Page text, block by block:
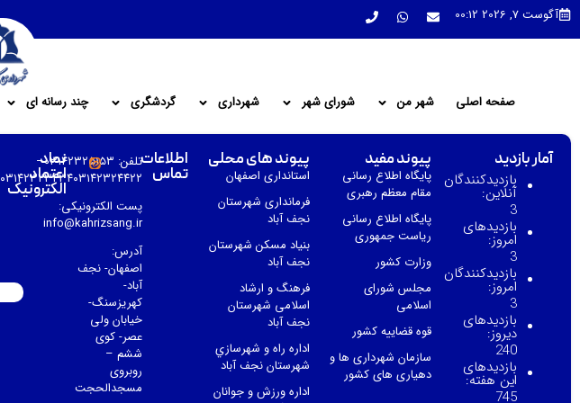
آگوست 7, 2026 00:12
صفحه اصلی شهر من شورای شهر شهرداری گردشگری چند رسانه ای
آمار بازدید
بازدیدکنندگان
آنلاین:
3
بازدیدهای
امروز:
3
بازدیدکنندگان
امروز:
3
بازدیدهای
دیروز:
240
بازدیدهای
این هفته:
745
پیوند مفید
پایگاه اطلاع رسانی
مقام معظم رهبری
پایگاه اطلاع رسانی
ریاست جمهوری
وزارت کشور
مجلس شورای
اسلامی
قوه قضاییه کشور
سازمان شهرداری ها و
دهیاری های کشور
پیوند های محلی
استانداری اصفهان
فرمانداری شهرستان
نجف آباد
بنیاد مسکن شهرستان
نجف آباد
فرهنگ و ارشاد
اسلامی شهرستان
نجف آباد
اداره راه و شهرسازي
شهرستان نجف آباد
اداره ورزش و جوانان
اطلاعات
تماس
تلفن: ۰۳۱۴۲۳۲۵۱۵۳–
۰۳۱۴۲۳۲۳۴۳۴۰۳۱۴۲۳۲۴۴۲۲–
پست الکترونیکی:
info@kahrizsang.ir
آدرس:
اصفهان- نجف
آباد-
کهریزسنگ-
خیابان ولی
عصر- کوی
ششم –
روبروی
مسجدالحجت
نماد
اعتماد
الکترونیک